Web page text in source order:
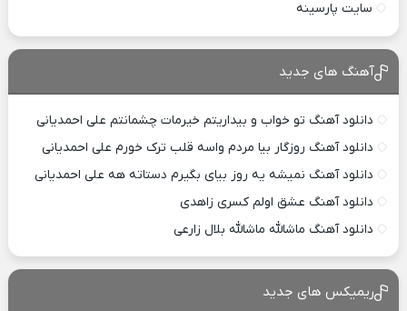
سایت پارسینه
آهنگ های جدید
دانلود آهنگ تو خواب و بیداریتم خیرمات چشمانتم علی احمدیانی
دانلود آهنگ روزگار بیا مردم واسه قلب ترک خورم علی احمدیانی
دانلود آهنگ نمیشه یه روز بیای بگیرم دستاته هه علی احمدیانی
دانلود آهنگ عشق اولم کسری زاهدی
دانلود آهنگ ماشالله ماشالله بلال زارعی
ریمیکس های جدید